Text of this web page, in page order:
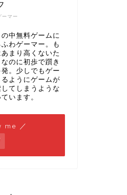
ーマー
中無料ゲームに
わゲーマー。も
まり高くないた
のに初歩で躓き
。少しでもゲー
ようにゲームが
てしまうような
います。
me ／